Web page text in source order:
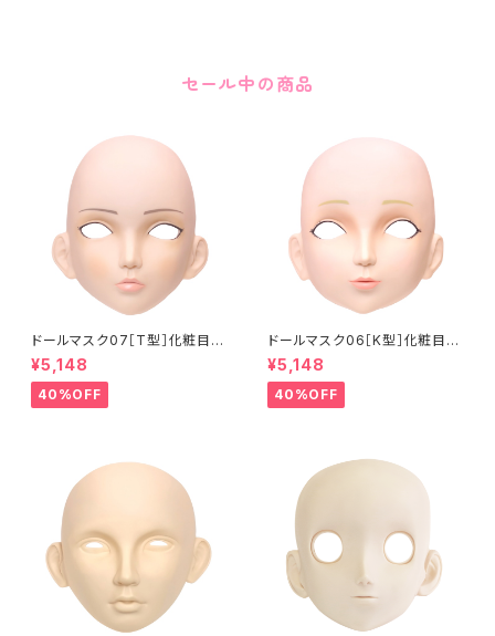
セール中の商品
ドールマスク07［T型］化粧目穴
処理済 MASK07 [DOLL T] O
pening eye hole and make
up
¥5,148
40%OFF
ドールマスク06［K型］化粧目穴
処理 MASK06 [DOLL K] Op
ening eye hole and make
up
¥5,148
40%OFF